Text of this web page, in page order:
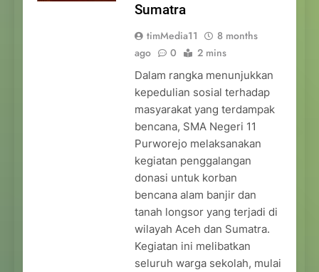
Sumatra
timMedia11
8 months
ago
0 2 mins
Dalam rangka menunjukkan
kepedulian sosial terhadap
masyarakat yang terdampak
bencana, SMA Negeri 11
Purworejo melaksanakan
kegiatan penggalangan
donasi untuk korban
bencana alam banjir dan
tanah longsor yang terjadi di
wilayah Aceh dan Sumatra.
Kegiatan ini melibatkan
seluruh warga sekolah, mulai